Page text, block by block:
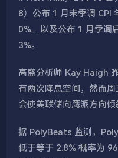
8）公布 1 月未季调 CPI
0%。以及公布 1 月季调
3%。
高盛分析师 Kay Haigh
有两次降息空间，然而
会使美联储向鹰派方向倾
据 PolyBeats 监测，
低于等于 2.8% 概率为